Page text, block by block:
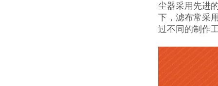
尘器采用先进
下，滤布常采
过不同的制作